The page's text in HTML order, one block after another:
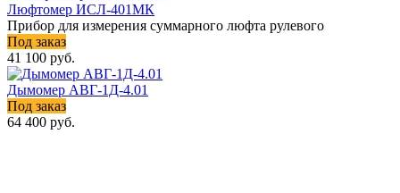
Люфтомер ИСЛ-401МК
Прибор для измерения суммарного люфта рулевого
Под заказ
41 100 руб.
Дымомер АВГ-1Д-4.01
Под заказ
64 400 руб.